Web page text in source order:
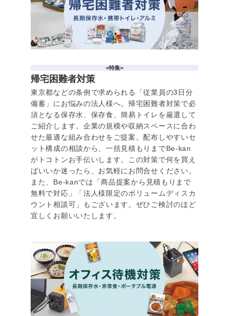
<特集>
帰宅困難者対策
東京都などの条例で求められる「従業員の3日分
備蓄」にお悩みの法人様へ。帰宅困難者対策で必
須となる保存水、保存食、簡易トイレを厳選して
ご紹介します。企業の規模や収納スペースに合わ
せた最適な組み合わせをご提案。配布しやすいセ
ット構成の相談から、一括見積もりまでBe-kan
がトコトンお手伝いします。この対策で何を買え
ばいいか迷ったら、お気軽にお問合せください。
また、Be-kanでは「商品提案から見積もりまで
無料で対応」「法人様限定のボリュームディスカ
ウント相談可」もございます。ぜひご検討のほど
宜しくお願いいたします。